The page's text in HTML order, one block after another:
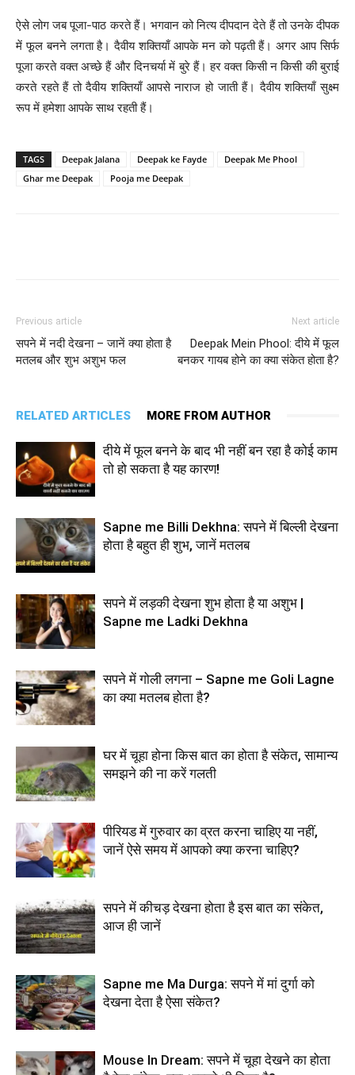
ऐसे लोग जब पूजा-पाठ करते हैं। भगवान को नित्य दीपदान देते हैं तो उनके दीपक
में फूल बनने लगता है। दैवीय शक्तियाँ आपके मन को पढ़ती हैं। अगर आप सिर्फ
पूजा करते वक्त अच्छे हैं और दिनचर्या में बुरे हैं। हर वक्त किसी न किसी की बुराई
करते रहते हैं तो दैवीय शक्तियाँ आपसे नाराज हो जाती हैं। दैवीय शक्तियाँ सुक्ष्म
रूप में हमेशा आपके साथ रहती हैं।
TAGS Deepak Jalana Deepak ke Fayde
Deepak Me Phool
Ghar me Deepak
Pooja me Deepak
Previous article
सपने में नदी देखना – जानें क्या होता है
मतलब और शुभ अशुभ फल
Next article
Deepak Mein Phool: दीये में फूल
बनकर गायब होने का क्या संकेत होता है?
RELATED ARTICLES MORE FROM AUTHOR
दीये में फूल बनने के बाद भी नहीं बन रहा है कोई काम
तो हो सकता है यह कारण!
Sapne me Billi Dekhna: सपने में बिल्ली देखना
होता है बहुत ही शुभ, जानें मतलब
सपने में लड़की देखना शुभ होता है या अशुभ |
Sapne me Ladki Dekhna
सपने में गोली लगना – Sapne me Goli Lagne
का क्या मतलब होता है?
घर में चूहा होना किस बात का होता है संकेत, सामान्य
समझने की ना करें गलती
पीरियड में गुरुवार का व्रत करना चाहिए या नहीं,
जानें ऐसे समय में आपको क्या करना चाहिए?
सपने में कीचड़ देखना होता है इस बात का संकेत,
आज ही जानें
Sapne me Ma Durga: सपने में मां दुर्गा को
देखना देता है ऐसा संकेत?
Mouse In Dream: सपने में चूहा देखने का होता